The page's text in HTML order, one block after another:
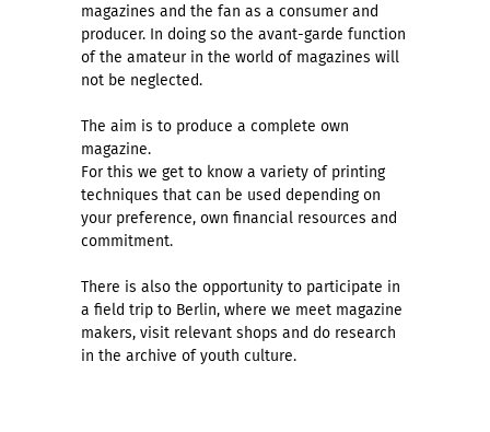
magazines and the fan as a consumer and
producer. In doing so the avant-garde function
of the amateur in the world of magazines will
not be neglected.
The aim is to produce a complete own
magazine.
For this we get to know a variety of printing
techniques that can be used depending on
your preference, own financial resources and
commitment.
There is also the opportunity to participate in
a field trip to Berlin, where we meet magazine
makers, visit relevant shops and do research
in the archive of youth culture.